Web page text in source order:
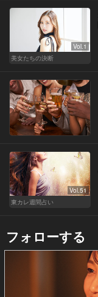
Vol.1
美女たちの決断
Vol.51
東カレ週間占い
フォローする